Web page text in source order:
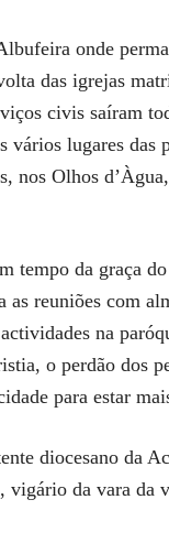
onde
das igrejas
civis saíram
lugares das
nos Olhos
tempo da graça
reuniões com
na
o perdão dos
para estar
diocesano da
da vara